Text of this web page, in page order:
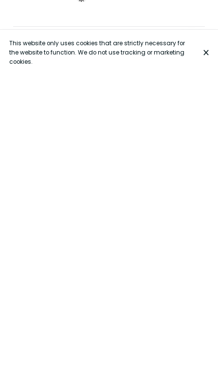
This website only uses cookies that are strictly necessary for
the website to function. We do not use tracking or marketing
cookies.